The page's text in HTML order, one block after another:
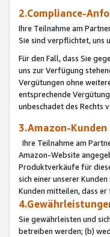
2.Compliance-
Ihre Teilnahme am
Sie sind verpflichtet, uns
Für den Fall, dass Sie
uns zur Verfügung
Vergütungen ohne
entsprechende
unbeschadet des Rechts
3.Amazon-Kunden
Ihre Teilnahme am
Amazon-Website
Produktverkäufe für
sich einer unserer
Kunden mitteilen, dass
Sie gewährleisten und
betreiben werden; (b)